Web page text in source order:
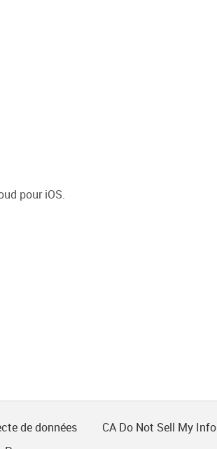
pour iOS.
de données
CA Do Not Sell My Info